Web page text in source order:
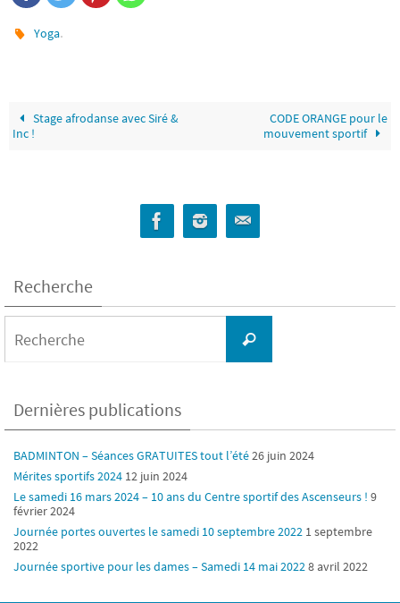
Yoga.
Stage afrodanse avec Siré &
Inc !
CODE ORANGE pour le
mouvement sportif
Recherche
Recherche
Dernières publications
BADMINTON – Séances GRATUITES tout l’été26 juin 2024
Mérites sportifs 2024 12 juin 2024
Le samedi 16 mars 2024 – 10 ans du Centre sportif des Ascenseurs ! 9
février 2024
Journée portes ouvertes le samedi 10 septembre 2022 1 septembre
2022
Journée sportive pour les dames – Samedi 14 mai 20228 avril 2022